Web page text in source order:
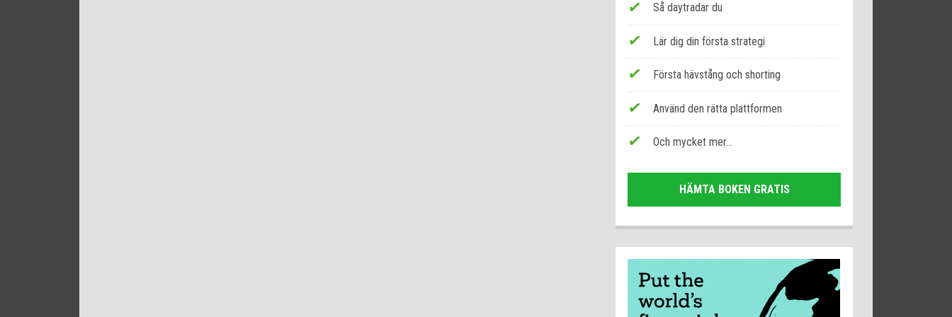
Så daytradar du
Lär dig din första strategi
Första hävstång och shorting
Använd den rätta plattformen
Och mycket mer...
HÄMTA BOKEN GRATIS